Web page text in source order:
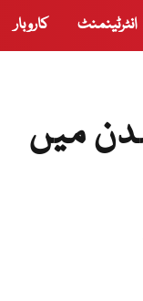
انٹرٹینمنٹ کاروبار
میں